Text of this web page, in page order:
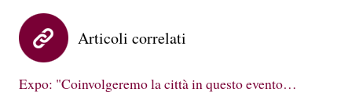
Articoli correlati
Expo: "Coinvolgeremo la città in questo evento…